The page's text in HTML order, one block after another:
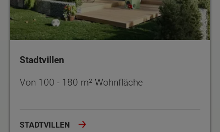
Stadtvillen
Von 100 - 180 m² Wohnfläche
STADTVILLEN